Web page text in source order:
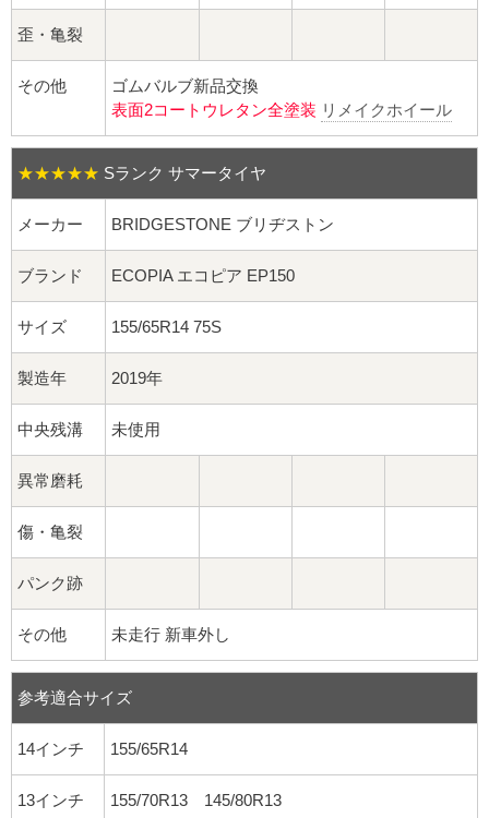
貫通ナット
袋ナット
ロング袋ナット
ショート袋ナット
スチール鉄ホイール
持ち込み交換工賃
歪・亀裂
その他
ゴムバルブ新品交換
表面2コートウレタン全塗装 リメイクホイール
★★★★★ Sランク サマータイヤ
メーカー BRIDGESTONE ブリヂストン
ブランド ECOPIA エコピア EP150
サイズ 155/65R14 75S
製造年 2019年
中央残溝 未使用
異常磨耗
傷・亀裂
パンク跡
その他 未走行 新車外し
参考適合サイズ
14インチ 155/65R14
13インチ 155/70R13 145/80R13